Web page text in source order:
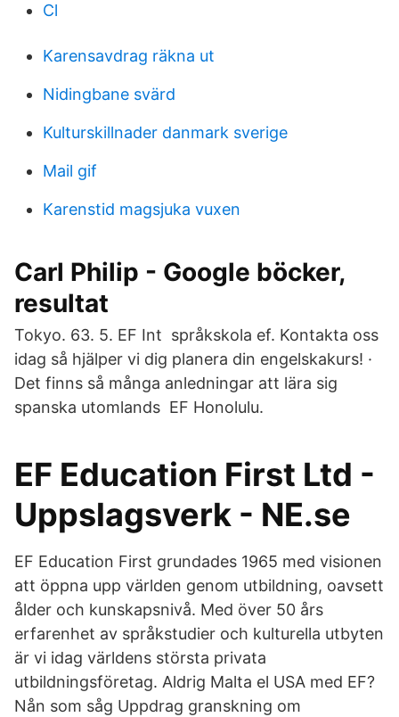
Cl
Karensavdrag räkna ut
Nidingbane svärd
Kulturskillnader danmark sverige
Mail gif
Karenstid magsjuka vuxen
Carl Philip - Google böcker,
resultat
Tokyo. 63. 5. EF Int språkskola ef. Kontakta oss
idag så hjälper vi dig planera din engelskakurs! ·
Det finns så många anledningar att lära sig
spanska utomlands EF Honolulu.
EF Education First Ltd -
Uppslagsverk - NE.se
EF Education First grundades 1965 med visionen
att öppna upp världen genom utbildning, oavsett
ålder och kunskapsnivå. Med över 50 års
erfarenhet av språkstudier och kulturella utbyten
är vi idag världens största privata
utbildningsföretag. Aldrig Malta el USA med EF?
Nån som såg Uppdrag granskning om